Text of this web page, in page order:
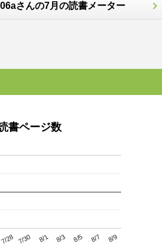
さんの7月の読書メーター
書ページ数
7/28 7/30 8/1 8/3 8/5 8/7 8/9